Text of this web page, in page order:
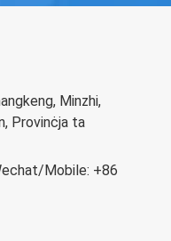
Minzhi,
Provinċja ta
Mobile: +86